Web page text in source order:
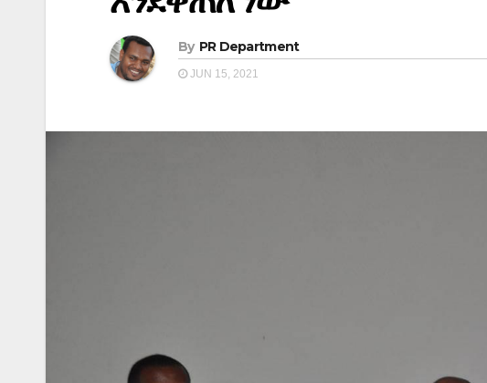
By PR Department
JUN 15, 2021